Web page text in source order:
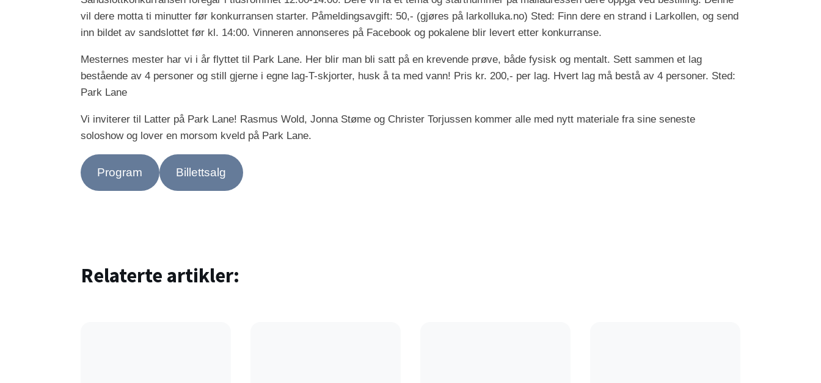
vil dere motta ti minutter før konkurransen starter. Påmeldingsavgift: 50,- (gjøres på larkolluka.no) Sted: Finn dere en strand i Larkollen, og send
inn bildet av sandslottet før kl. 14:00. Vinneren annonseres på Facebook og pokalene blir levert etter konkurranse.
Mesternes mester har vi i år flyttet til Park Lane. Her blir man bli satt på en krevende prøve, både fysisk og mentalt. Sett sammen et lag
bestående av 4 personer og still gjerne i egne lag-T-skjorter, husk å ta med vann! Pris kr. 200,- per lag. Hvert lag må bestå av 4 personer. Sted:
Park Lane
Vi inviterer til Latter på Park Lane! Rasmus Wold, Jonna Støme og Christer Torjussen kommer alle med nytt materiale fra sine seneste
soloshow og lover en morsom kveld på Park Lane.
Program Billettsalg
Relaterte artikler: